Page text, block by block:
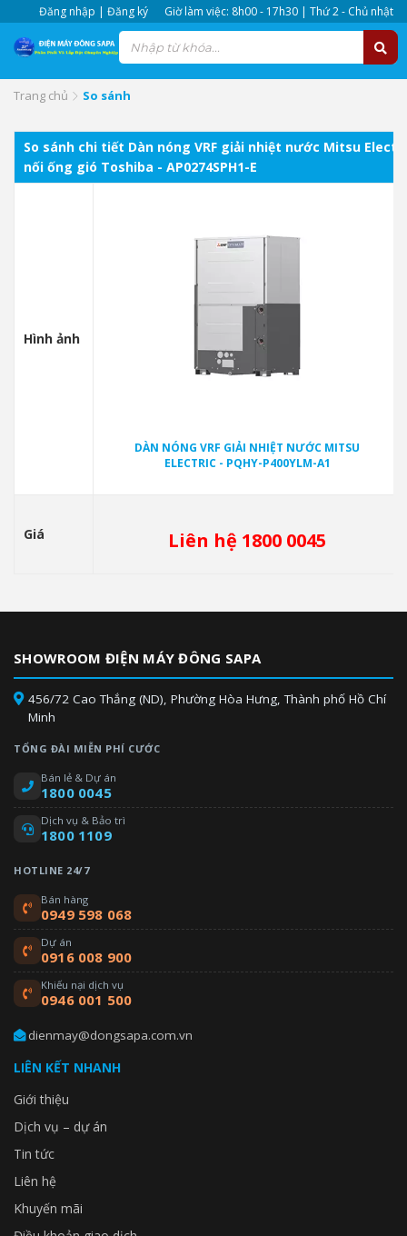
Đăng nhập | Đăng ký Giờ làm việc: 8h00 - 17h30 | Thứ 2 - Chủ nhật
Trang chủ So sánh
So sánh chi tiết Dàn nóng VRF giải nhiệt nước Mitsu
nối ống gió Toshiba - AP0274SPH1-E
Hình ảnh
DÀN NÓNG VRF GIẢI NHIỆT NƯỚC MITSU
ELECTRIC - PQHY-P400YLM-A1
Giá Liên hệ 1800 0045
SHOWROOM ĐIỆN MÁY ĐÔNG SAPA
456/72 Cao Thắng (ND), Phường Hòa Hưng, Thành phố Hồ Chí
Minh
TỔNG ĐÀI MIỄN PHÍ CƯỚC
Bán lẻ & Dự án
1800 0045
Dịch vụ & Bảo trì
1800 1109
HOTLINE 24/7
Bán hàng
0949 598 068
Dự án
0916 008 900
Khiếu nại dịch vụ
0946 001 500
dienmay@dongsapa.com.vn
LIÊN KẾT NHANH
Giới thiệu
Dịch vụ – dự án
Tin tức
Liên hệ
Khuyến mãi